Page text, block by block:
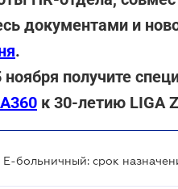
документами и
.
ноября получите
к 30-летию LIGA
Е-больничный: срок